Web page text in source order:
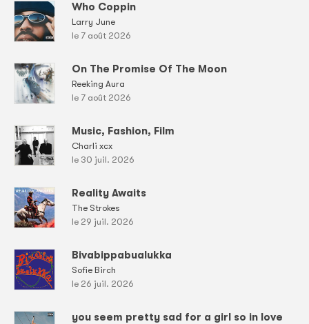
Who Coppin
Larry June
le 7 août 2026
On The Promise Of The Moon
Reeking Aura
le 7 août 2026
Music, Fashion, Film
Charli xcx
le 30 juil. 2026
Reality Awaits
The Strokes
le 29 juil. 2026
Bivabippabualukka
Sofie Birch
le 26 juil. 2026
you seem pretty sad for a girl so in love